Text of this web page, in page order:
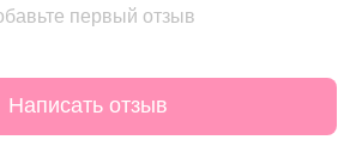
первый отзыв
Написать отзыв